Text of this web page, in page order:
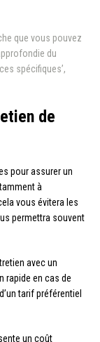
que vous pouvez
du
spécifiques’,
de
pour assurer un
à
vous évitera les
permettra souvent
avec un
rapide en cas de
tarif préférentiel
un coût